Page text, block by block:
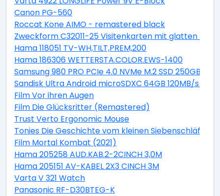
Canon PG-560
Roccat Kone AIMO - remastered black
Zweckform C32011-25 Visitenkarten mit glatten
Hama 118051 TV-WH,TILT,PREM,200
Hama 186306 WETTERSTA.COLOR.EWS-1400
Samsung 980 PRO PCIe 4.0 NVMe M.2 SSD 250GB
Sandisk Ultra Android microSDXC 64GB 120MB/s +
Film Vor ihren Augen
Film Die Glücksritter (Remastered)
Trust Verto Ergonomic Mouse
Tonies Die Geschichte vom kleinen Siebenschläfer,
Film Mortal Kombat (2021)
Hama 205258 AUD.KAB.2-2CINCH 3,0M
Hama 205151 AV-KABEL 2X3 CINCH 3M
Varta V 321 Watch
Panasonic RF-D30BTEG-K